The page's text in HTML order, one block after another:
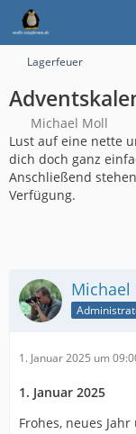
Lagerfeuer
Michael Moll
Lust auf eine nette
dich doch ganz
Anschließend
Verfügung.
Michael
1. Januar 2025 um
1. Januar 2025
Frohes, neues